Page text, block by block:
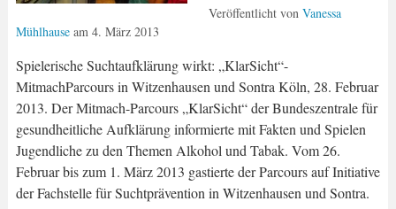
Veröffentlicht von Vanessa
Mühlhauseam 4. März 2013
Spielerische Suchtaufklärung wirkt: „KlarSicht“-
MitmachParcours in Witzenhausen und Sontra Köln, 28. Februar
2013. Der Mitmach-Parcours „KlarSicht“ der Bundeszentrale für
gesundheitliche Aufklärung informierte mit Fakten und Spielen
Jugendliche zu den Themen Alkohol und Tabak. Vom 26.
Februar bis zum 1. März 2013 gastierte der Parcours auf Initiative
der Fachstelle für Suchtprävention in Witzenhausen und Sontra.